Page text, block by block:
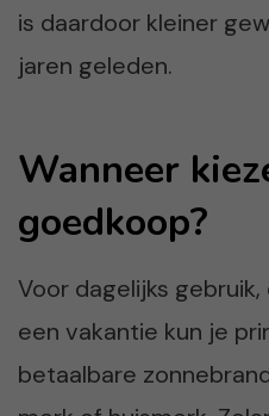
is daardoor kleiner
jaren geleden.
Wanneer
goedkoop?
Voor dagelijks
een vakantie kun je
betaalbare